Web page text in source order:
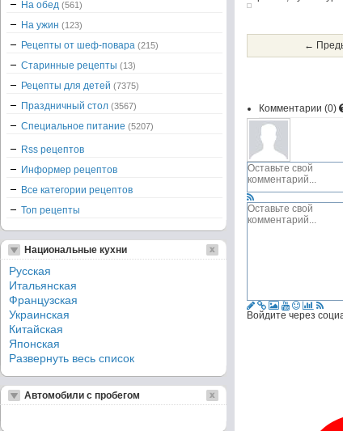
←
Комментарии (0)
Войдите через
На обед (561)
На ужин (123)
Рецепты от шеф-повара (215)
Старинные рецепты (13)
Рецепты для детей (7375)
Праздничный стол (3567)
Специальное питание (5207)
Rss рецептов
Информер рецептов
Все категории рецептов
Топ рецепты
Национальные кухни
Русская
Итальянская
Французская
Украинская
Китайская
Японская
Развернуть весь список
Автомобили с пробегом